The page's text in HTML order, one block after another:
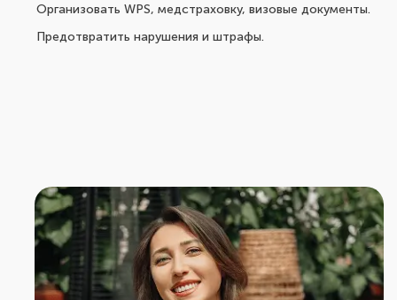
Организовать WPS, медстраховку, визовые документы.
Предотвратить нарушения и штрафы.